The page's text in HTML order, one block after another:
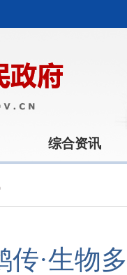
综合资讯
传·生物